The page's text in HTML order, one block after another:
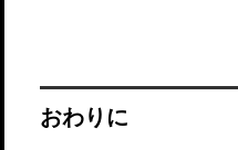
おわりに